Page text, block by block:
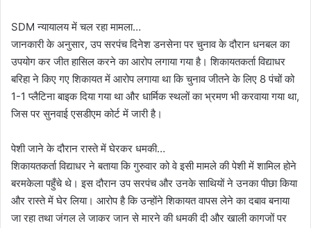
SDM न्यायालय में चल रहा मामला…
जानकारी के अनुसार, उप सरपंच दिनेश डनसेना पर चुनाव के दौरान धनबल का
उपयोग कर जीत हासिल करने का आरोप लगाया गया है। शिकायतकर्ता विद्याधर
बरिहा ने किए गए शिकायत में आरोप लगाया था कि चुनाव जीतने के लिए 8 पंचों को
1-1 प्लैटिना बाइक दिया गया था और धार्मिक स्थलों का भ्रमण भी करवाया गया था,
जिस पर सुनवाई एसडीएम कोर्ट में जारी है।
पेशी जाने के दौरान रास्ते में घेरकर धमकी…
शिकायतकर्ता विद्याधर ने बताया कि गुरुवार को वे इसी मामले की पेशी में शामिल होने
बरमकेला पहुँचे थे। इस दौरान उप सरपंच और उनके साथियों ने उनका पीछा किया
और रास्ते में घेर लिया। आरोप है कि उन्होंने शिकायत वापस लेने का दबाव बनाया
जा रहा तथा जंगल ले जाकर जान से मारने की धमकी दी और खाली कागजों पर